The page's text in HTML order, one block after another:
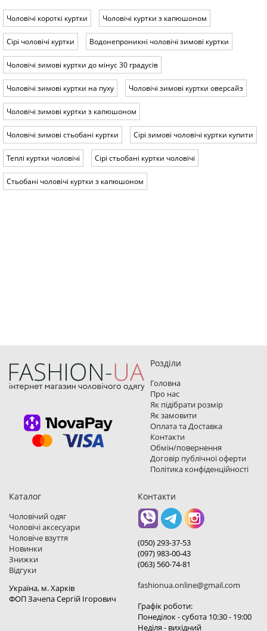
Чоловічі короткі куртки Чоловічі куртки з капюшоном
Сірі чоловічі куртки Водонепроникні чоловічі зимові куртки
Чоловічі зимові куртки до мінус 30 градусів
Чоловічі зимові куртки на пуху Чоловічі зимові куртки оверсайз
Чоловічі зимові куртки з капюшоном
Чоловічі зимові стьобані куртки Сірі зимові чоловічі куртки купити
Теплі куртки чоловічі Сірі стьобані куртки чоловічі
Стьобані чоловічі куртки з капюшоном
Розділи
Головна
Про нас
Як підібрати розмір
Як замовити
Оплата та Доставка
Контакти
Обмін/повернення
Договір публічної оферти
Політика конфіденційності
Каталог
Чоловічий одяг
Чоловічі аксесуари
Чоловіче взуття
Новинки
Знижки
Відгуки
Україна, м. Харкiв
ФОП Зачепа Сергій Ігорович
Контакти
(050) 293-37-53
(097) 983-00-43
(063) 560-74-81
fashionua.online@gmail.com
Графік роботи:
Понеділок - субота 10:30 - 19:00
Неділя - вихідний